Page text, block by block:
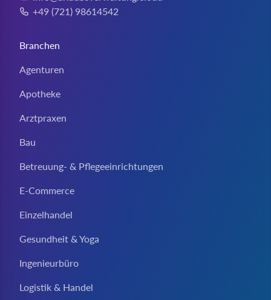
E-Mail:
Telefon:
+49 (721) 98614542
Branchen
Agenturen
Apotheke
Arztpraxen
Bau
Betreuung- & Pflegeeinrichtungen
E-Commerce
Einzelhandel
Gesundheit & Yoga
Ingenieurbüro
Logistik & Handel